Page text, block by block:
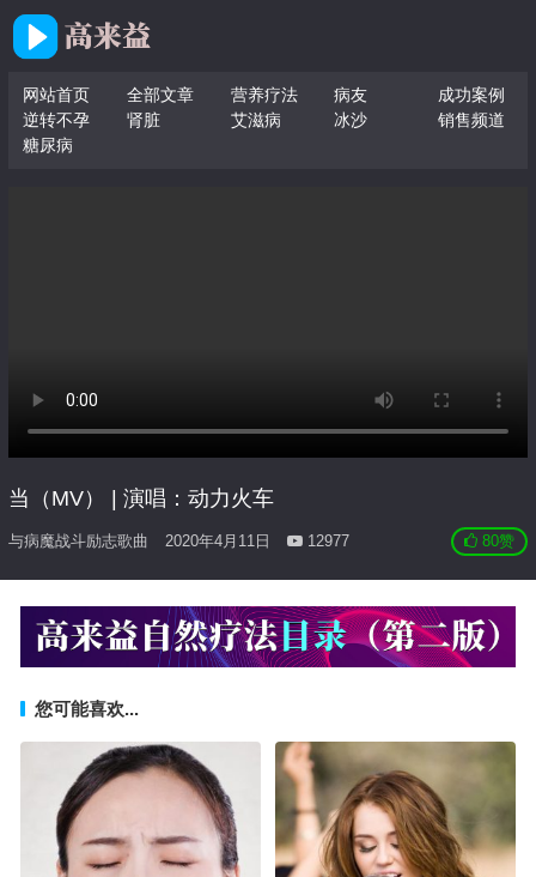
网站首页 全部文章 营养疗法 病友
成功案例
逆转不孕
肾脏 艾滋病 冰沙
销售频道
糖尿病
当（MV） | 演唱：动力火车
与病魔战斗励志歌曲 2020年4月11日 12977 80赞
您可能喜欢...